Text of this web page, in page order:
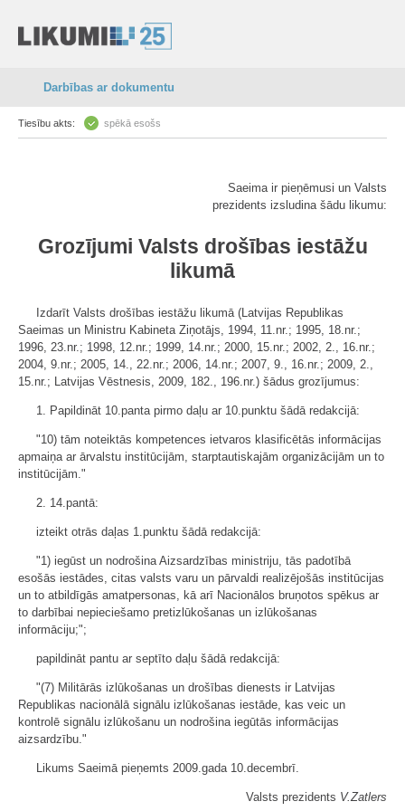
Darbības ar dokumentu
Tiesību akts: spēkā esošs
Saeima ir pieņēmusi un Valsts
prezidents izsludina šādu likumu:
Grozījumi Valsts drošības iestāžu
likumā
Izdarīt Valsts drošības iestāžu likumā (Latvijas Republikas
Saeimas un Ministru Kabineta Ziņotājs, 1994, 11.nr.; 1995, 18.nr.;
1996, 23.nr.; 1998, 12.nr.; 1999, 14.nr.; 2000, 15.nr.; 2002, 2., 16.nr.;
2004, 9.nr.; 2005, 14., 22.nr.; 2006, 14.nr.; 2007, 9., 16.nr.; 2009, 2.,
15.nr.; Latvijas Vēstnesis, 2009, 182., 196.nr.) šādus grozījumus:
1. Papildināt 10.panta pirmo daļu ar 10.punktu šādā redakcijā:
"10) tām noteiktās kompetences ietvaros klasificētās informācijas
apmaiņa ar ārvalstu institūcijām, starptautiskajām organizācijām un to
institūcijām."
2. 14.pantā:
izteikt otrās daļas 1.punktu šādā redakcijā:
"1) iegūst un nodrošina Aizsardzības ministriju, tās padotībā
esošās iestādes, citas valsts varu un pārvaldi realizējošās institūcijas
un to atbildīgās amatpersonas, kā arī Nacionālos bruņotos spēkus ar
to darbībai nepieciešamo pretizlūkošanas un izlūkošanas
informāciju;";
papildināt pantu ar septīto daļu šādā redakcijā:
"(7) Militārās izlūkošanas un drošības dienests ir Latvijas
Republikas nacionālā signālu izlūkošanas iestāde, kas veic un
kontrolē signālu izlūkošanu un nodrošina iegūtās informācijas
aizsardzību."
Likums Saeimā pieņemts 2009.gada 10.decembrī.
Valsts prezidents V.Zatlers